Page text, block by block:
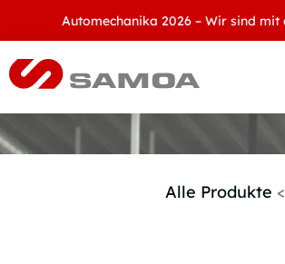
Automechanika 2026 – Wir sind mit
Alle Produkte <